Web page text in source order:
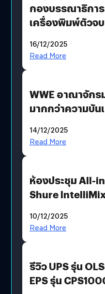
กองบรรณาธิการ
เครื่องพิมพ์ตัวจ
16/12/2025
Read More
WWE อาณาจักร
มากกว่าความบัน
14/12/2025
Read More
ห้องประชุม All-
Shure
10/12/2025
Read More
รีวิว UPS รุ่น
EPS รุ่น